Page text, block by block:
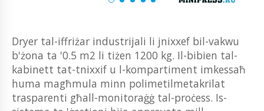
Dryer tal-iffriżar industrijali li jnixxef bil-vakwu
b'żona ta '0.5 m2 li tiżen 1200 kg. Il-bibien tal-
kabinett tat-tnixxif u l-kompartiment imkessaħ
huma magħmula minn polimetilmetakrilat
trasparenti għall-monitoraġġ tal-proċess. Is-